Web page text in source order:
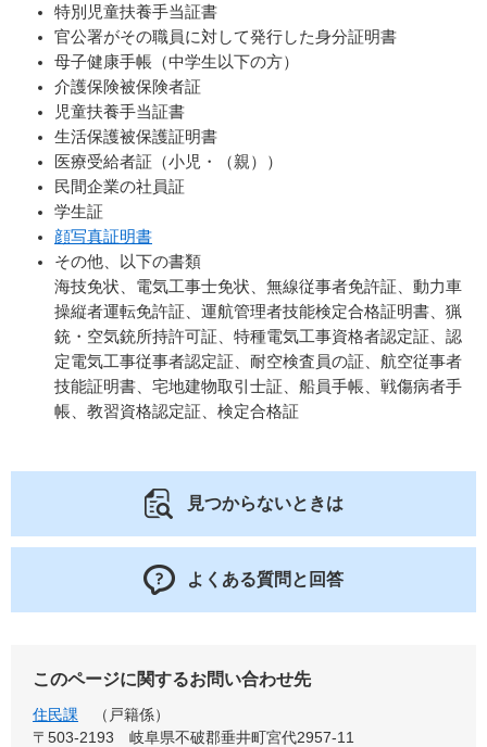
特別児童扶養手当証書
官公署がその職員に対して発行した身分証明書
母子健康手帳（中学生以下の方）
介護保険被保険者証
児童扶養手当証書
生活保護被保護証明書
医療受給者証（小児・（親））
民間企業の社員証
学生証
顔写真証明書
その他、以下の書類
海技免状、電気工事士免状、無線従事者免許証、動力車
操縦者運転免許証、運航管理者技能検定合格証明書、猟
銃・空気銃所持許可証、特種電気工事資格者認定証、認
定電気工事従事者認定証、耐空検査員の証、航空従事者
技能証明書、宅地建物取引士証、船員手帳、戦傷病者手
帳、教習資格認定証、検定合格証
見つからないときは
よくある質問と回答
このページに関するお問い合わせ先
住民課
戸籍係
〒503-2193
岐阜県不破郡垂井町宮代2957-11